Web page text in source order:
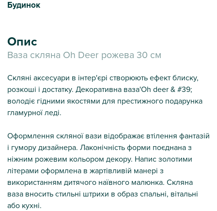
Будинок
Опис
Ваза скляна Oh Deer рожева 30 см
Скляні аксесуари в інтер'єрі створюють ефект блиску,
розкоші і достатку. Декоративна ваза'Oh deer & #39;
володіє гідними якостями для престижного подарунка
гламурної леді.
Оформлення скляної вази відображає втілення фантазій
і гумору дизайнера. Лаконічність форми поєднана з
ніжним рожевим кольором декору. Напис золотими
літерами оформлена в жартівливій манері з
використанням дитячого наївного малюнка. Скляна
ваза вносить стильні штрихи в образ спальні, вітальні
або кухні.